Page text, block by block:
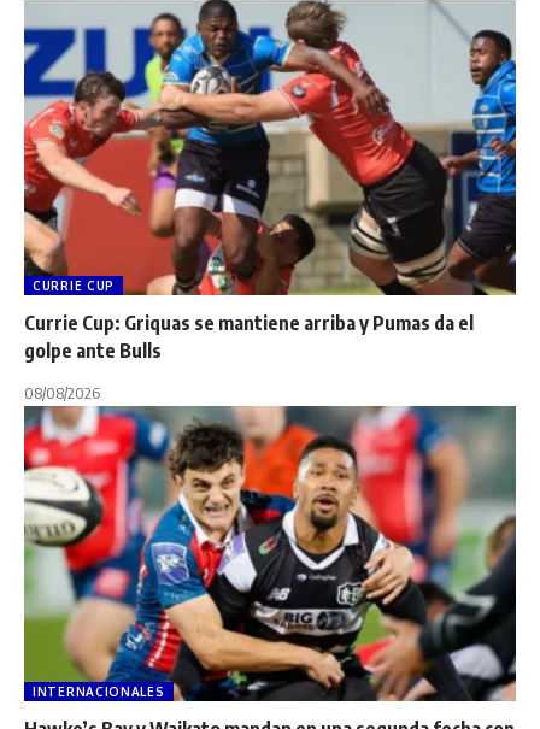
CURRIE CUP
Currie Cup: Griquas se mantiene arriba y Pumas da el
golpe ante Bulls
08/08/2026
INTERNACIONALES